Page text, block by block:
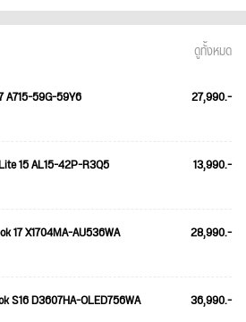
ดูทั้งหมด
A715-59G-59Y6 27,990.-
15 AL15-42P-R3Q5 13,990.-
17 X1704MA-AU536WA 28,990.-
S16 D3607HA-OLED756WA 36,990.-